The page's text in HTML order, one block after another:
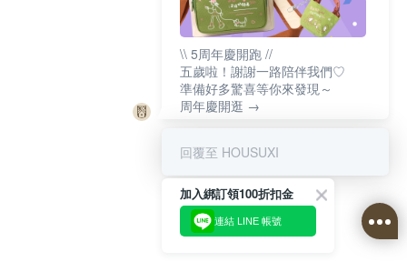
\\ 5周年慶開跑 //
五歲啦！謝謝一路陪伴我們♡
準備好多驚喜等你來發現～
周年慶開逛 →
回覆至 HOUSUXI
加入綁訂領100折扣金
連結 LINE 帳號